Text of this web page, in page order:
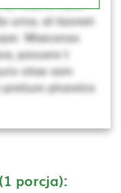
urna, at laoreet
Maecenas
posuere t
vitae sem
pretium pharetra
porcja):